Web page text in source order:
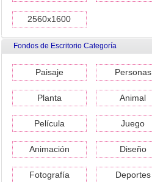
2560x1600
Fondos de Escritorio Categoría
Paisaje Personas
Planta Animal
Película Juego
Animación Diseño
Fotografía Deportes